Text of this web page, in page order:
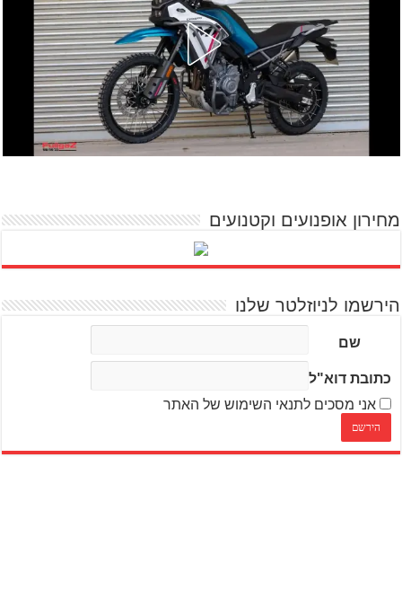
מחירון אופנועים וקטנועים
הירשמו לניוזלטר שלנו
שם
כתובת דוא"ל
אני מסכים לתנאי השימוש של האתר